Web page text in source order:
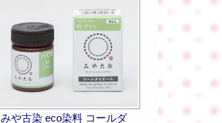
みや古染 eco染料 コールダ